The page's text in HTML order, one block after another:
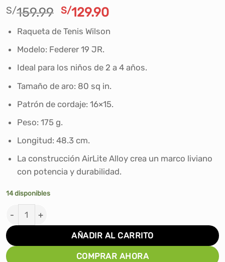
S/159.99 El
original
era:
S/159.99.
S/129.90El
actual
S/129.90.
Raqueta de Tenis Wilson
Modelo: Federer 19 JR.
Ideal para los niños de 2 a 4 años.
Tamaño de aro: 80 sq in.
Patrón de cordaje: 16×15.
Peso: 175 g.
Longitud: 48.3 cm.
La construcción AirLite Alloy crea un marco liviano
con potencia y durabilidad.
14 disponibles
RAQUETA PARA TENIS WILSON FEDERER 19 JR (2 a 4
AÑADIR AL CARRITO
COMPRAR AHORA